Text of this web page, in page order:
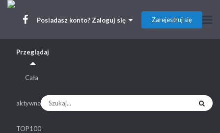
Posiadasz konto? Zaloguj się Zarejestruj się
Przeglądaj
Cała
aktywność
TOP100